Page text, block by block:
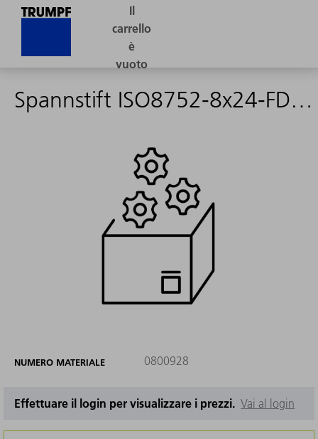
Spannstift ISO8752-8x24-FDST - 0800928
NUMERO MATERIALE 0800928
Effettuare il login per visualizzare i prezzi. Vai al login